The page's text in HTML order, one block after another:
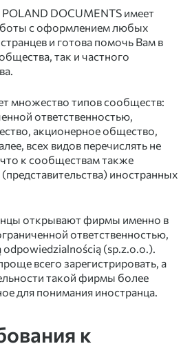
DOCUMENTS имеет
с оформлением любых
и готова помочь Вам в
так и частного
множество типов сообществ:
ответственностью,
акционерное общество,
всех видов перечислять не
к сообществам также
иностранных
открывают фирмы именно в
ответственностью,
odpowiedzialnością (sp.z.o.o.).
всего зарегистрировать, а
такой фирмы более
для понимания иностранца.
к